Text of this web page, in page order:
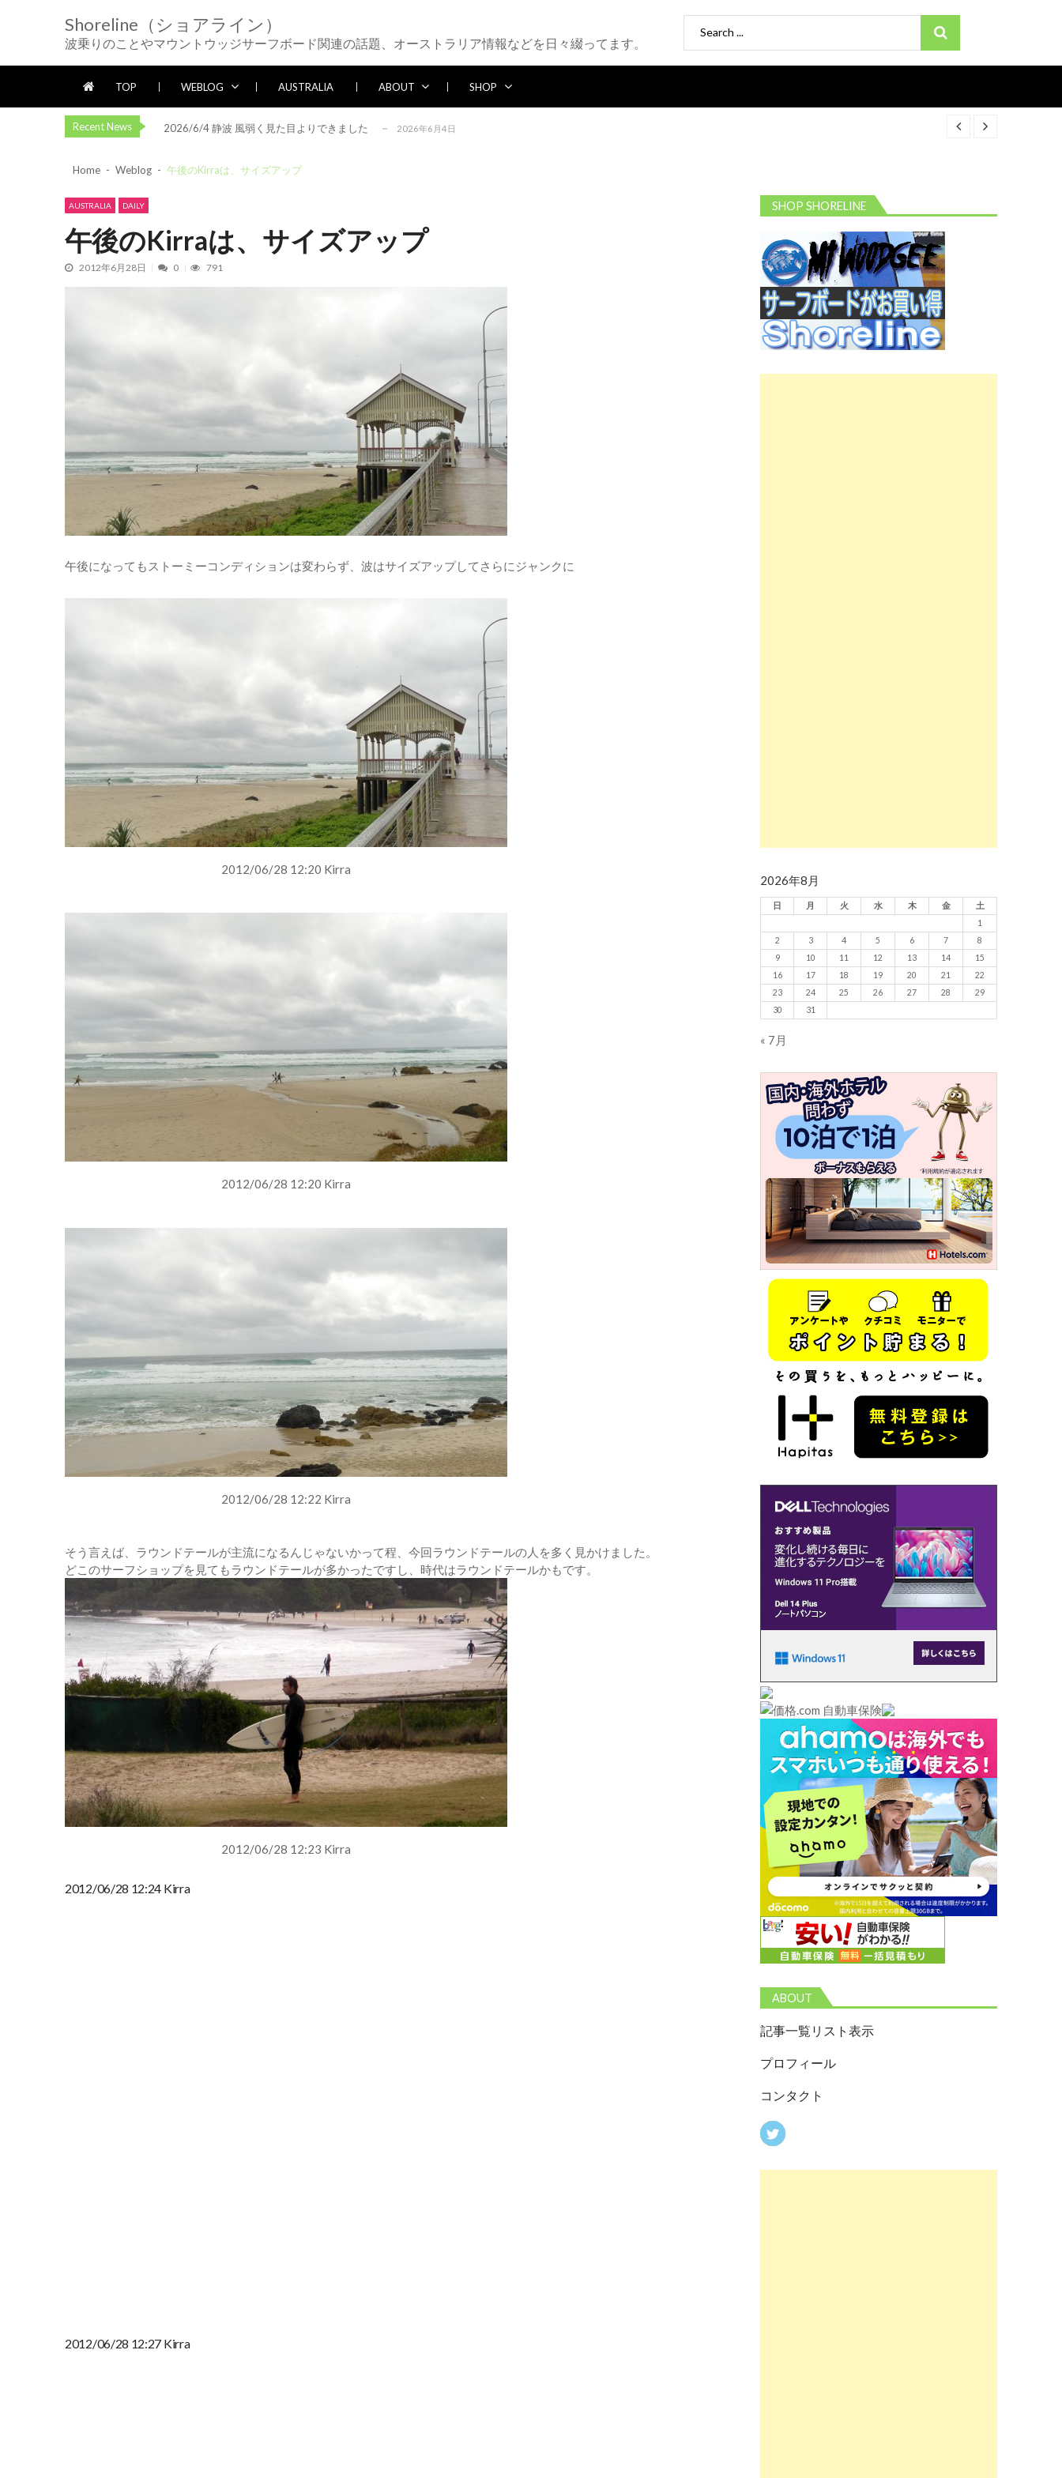
Shoreline（ショアライン）
波乗りのことやマウントウッジサーフボード関連の話題、オーストラリア情報などを日々綴ってます。
for:
TOP WEBLOG AUSTRALIA ABOUT SHOP
Recent News
2026/5/25 御前崎方面 カレント強くブレイク続かず
2026/5/13 静波 ダンパー中心
2026/6/4 静波 風弱く見た目よりできました 2026年6月4日
2026/5/13 静波 ダンパー中心
2026/6/4 静波 風弱く見た目よりできました 2026年6月4日
2026/5/25 御前崎方面 カレント強くブレイク続かず
Home Weblog 午後のKirraは、サイズアップ
AUSTRALIA DAILY
午後のKirraは、サイズアップ
2012年6月28日 0 791
午後になってもストーミーコンディションは変わらず、波はサイズアップしてさらにジャンクに
2012/06/28 12:20 Kirra
2012/06/28 12:20 Kirra
2012/06/28 12:22 Kirra
そう言えば、ラウンドテールが主流になるんじゃないかって程、今回ラウンドテールの人を多く見かけました。
どこのサーフショップを見てもラウンドテールが多かったですし、時代はラウンドテールかもです。
2012/06/28 12:23 Kirra
2012/06/28 12:24 Kirra
2012/06/28 12:27 Kirra
SHOP SHORELINE
2026年8月
日 月 火 水 木 金
土
1
2
3 4 5 6 7
8
9
10 11 12 13 14
15
16
17 18 19 20 21
22
23
24 25 26 27 28
29
30
31
« 7月
ABOUT
記事一覧リスト表示
プロフィール
コンタクト